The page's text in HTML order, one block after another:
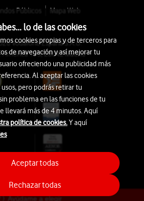
Ayúdame a elegir
Públicos
Mapa Web
Vodafone España S.A.U.
América 115, 28042 Madrid
lo de las cookies
cookies propias y de terceros para
de navegación y así mejorar tu
ofreciendo una publicidad más
Al aceptar las cookies
pero podrás retirar tu
problema en las funciones de tu
llevará más de 4 minutos. Aquí
política de cookies.Y aquí
Rechazar todas
Aceptar todas